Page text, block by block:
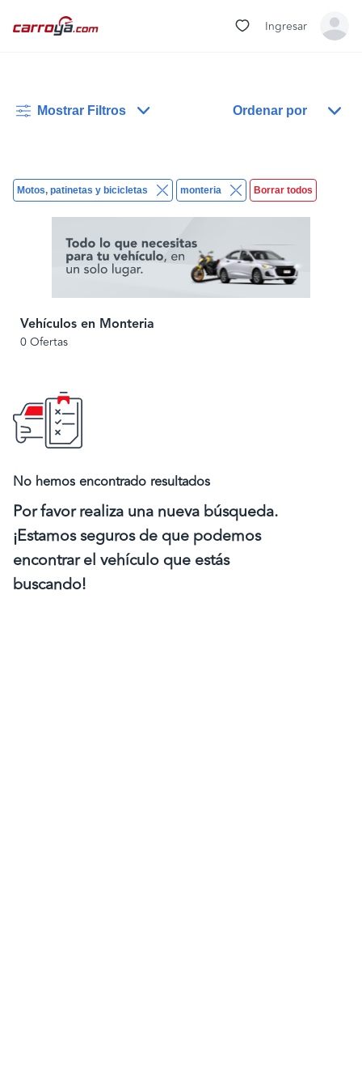
Ingresar
Mostrar Filtros Ordenar por
Motos, patinetas y bicicletas monteria Borrar todos
Vehículos en Monteria
0 Ofertas
No hemos encontrado resultados
Por favor realiza una nueva búsqueda.
¡Estamos seguros de que podemos
encontrar el vehículo que estás
buscando!